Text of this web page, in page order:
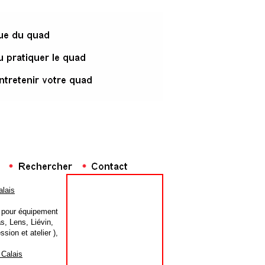
équipement
Lens, Liévin,
et atelier ),